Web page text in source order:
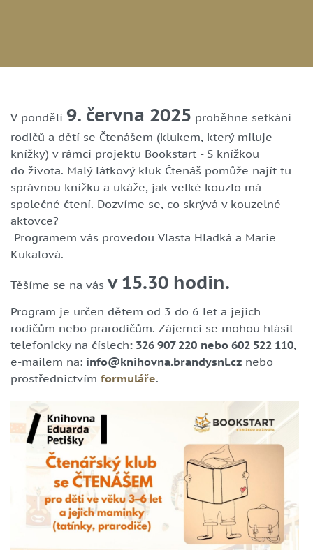
V pondělí 9. června 2025 proběhne setkání
rodičů a dětí se Čtenášem (klukem, který miluje
knížky) v rámci projektu Bookstart - S knížkou
do života. Malý látkový kluk Čtenáš pomůže najít tu
správnou knížku a ukáže, jak velké kouzlo má
společné čtení. Dozvíme se, co skrývá v kouzelné
aktovce?
Programem vás provedou Vlasta Hladká a Marie
Kukalová.
Těšíme se na vás v 15.30 hodin.
Program je určen dětem od 3 do 6 let a jejich
rodičům nebo prarodičům. Zájemci se mohou hlásit
telefonicky na číslech: 326 907 220 nebo 602 522 110,
e-mailem na: info@knihovna.brandysnl.cz nebo
prostřednictvím formuláře.